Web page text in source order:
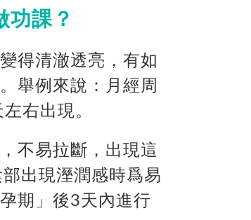
功課？
得清澈透亮，有如
舉例來說：月經周
右出現。
不易拉斷，出現這
出現溼潤感時爲易
期」後3天內進行